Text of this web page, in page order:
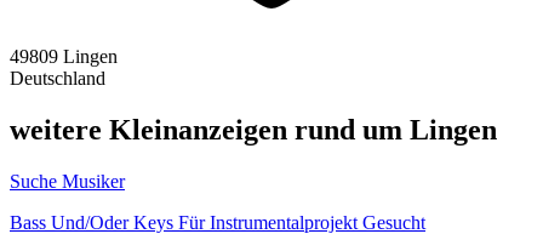
49809 Lingen
Deutschland
weitere Kleinanzeigen rund um Lingen
Suche Musiker
Bass Und/Oder Keys Für Instrumentalprojekt Gesucht